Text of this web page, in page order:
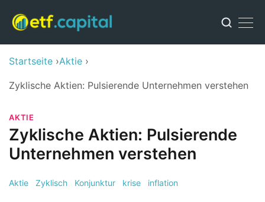
Startseite Aktie
Zyklische Aktien: Pulsierende Unternehmen verstehen
AKTIE
Zyklische Aktien: Pulsierende
Unternehmen verstehen
Aktie Zyklisch Konjunktur krise inflation